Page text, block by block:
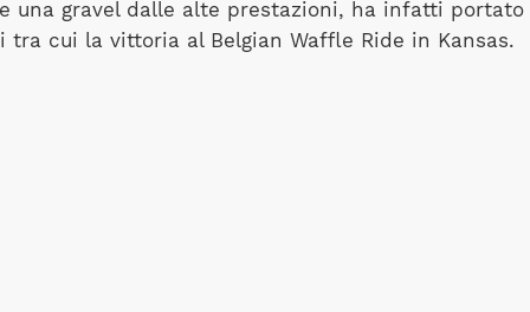
una gravel dalle alte prestazioni, ha infatti portato
tra cui la vittoria al Belgian Waffle Ride in Kansas.